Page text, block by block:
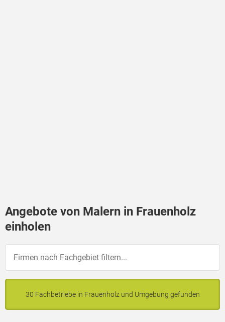
Angebote von Malern in Frauenholz
einholen
30 Fachbetriebe in Frauenholz und Umgebung gefunden